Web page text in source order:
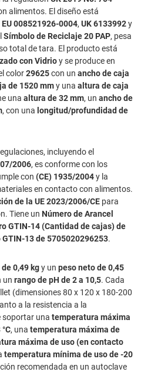
alimentos. El diseño está
EU 008521926-0004, UK 6133992y
Símbolo de Reciclaje 20 PAP, pesa
total de tara. El producto está
con Vidrioy se produce en
color29625con un ancho de caja
de 1520 mmy una altura de caja
una altura de 32 mm, un ancho de
, con una longitud/profundidad de
incluyendo el
2006, es conforme con los
con (CE) 1935/2004y la
en contacto con alimentos.
de la UE 2023/2006/CE para
Tiene un Número de Arancel
GTIN-14 (Cantidad de cajas) de
GTIN-13 de 5705020296253.
0,49 kgy un peso neto de 0,45
un rango de pH de 2 a 10,5. Cada
(dimensiones 80 x 120 x 180-200
a la resistencia a la
soportar una temperatura máxima
, una temperatura máxima de
máxima de uso (en contacto
temperatura mínima de uso de -20
recomendada en un autoclave